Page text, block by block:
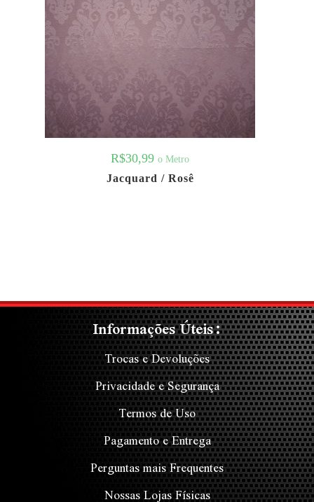
R$30,99 o Metro
Jacquard / Rosê
Informações Úteis:
Trocas e Devoluções
Privacidade e Segurança
Termos de Uso
Pagamento e Entrega
Perguntas mais Frequentes
Nossas Lojas Físicas